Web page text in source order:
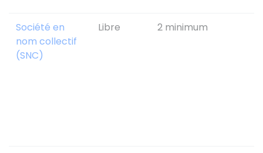
Société en
nom collectif
(SNC)
Libre 2 minimum